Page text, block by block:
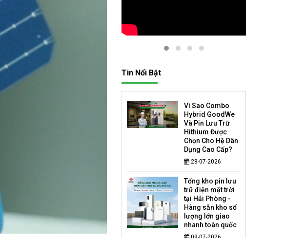
Tin Nổi Bật
Vì Sao Combo
Hybrid GoodWe
Và Pin Lưu Trữ
Hithium Được
Chọn Cho Hệ Dân
Dụng Cao Cấp?
28-07-2026
Tổng kho pin lưu
trữ điện mặt trời
tại Hải Phòng -
Hàng sẵn kho số
lượng lớn giao
nhanh toàn quốc